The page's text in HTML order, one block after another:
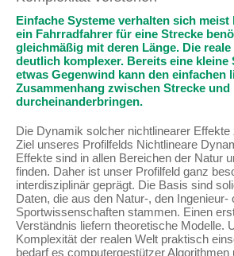
Einfache Systeme verhalten sich meist
ein Fahrradfahrer für eine Strecke
gleichmäßig mit deren Länge. Die
deutlich komplexer. Bereits eine kleine
etwas Gegenwind kann den einfachen
Zusammenhang zwischen Strecke
durcheinanderbringen.
Die Dynamik solcher nichtlinearer
Ziel unseres Profilfelds Nichtlineare
Effekte sind in allen Bereichen der Natur
finden. Daher ist unser Profilfeld ganz
interdisziplinär geprägt. Die Basis sind
Daten, die aus den Natur-, den Ingenieur-
Sportwissenschaften stammen. Einen
Verständnis liefern theoretische Modelle.
Komplexität der realen Welt praktisch
bedarf es computergestützer Algorithmen